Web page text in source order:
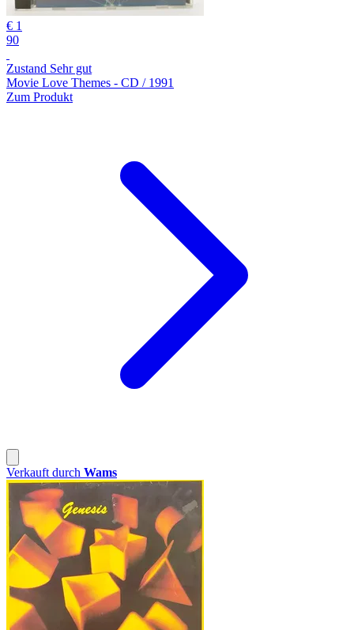
€ 1
90
Zustand Sehr gut
Movie Love Themes - CD / 1991
Zum Produkt
Verkauft durch Wams